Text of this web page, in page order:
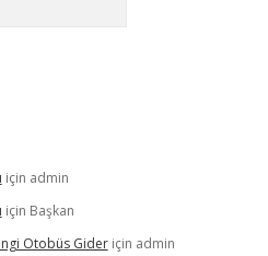
için admin
için Başkan
Otobüs Gideriçin admin